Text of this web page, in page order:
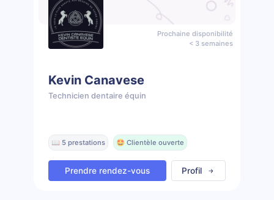
Prochaine disponibilité
< 3 semaines
Kevin Canavese
Technicien dentaire équin
📖 5 prestations 🤩 Clientèle ouverte
Prendre rendez-vous Profil